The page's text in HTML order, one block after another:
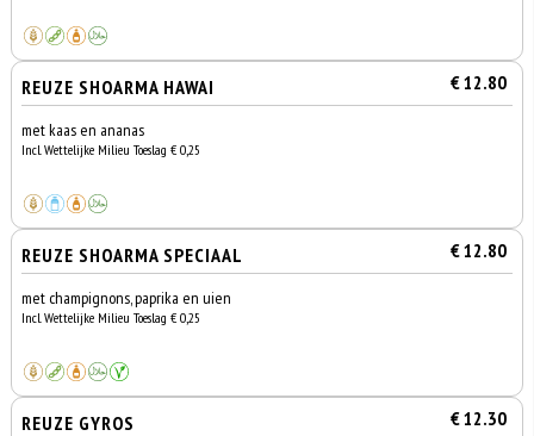
REUZE SHOARMA HAWAI € 12.80
met kaas en ananas
Incl. Wettelijke Milieu Toeslag € 0,25
REUZE SHOARMA SPECIAAL € 12.80
met champignons, paprika en uien
Incl. Wettelijke Milieu Toeslag € 0,25
REUZE GYROS € 12.30